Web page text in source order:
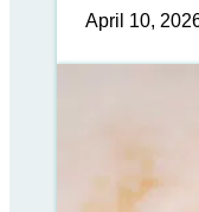
April 10,